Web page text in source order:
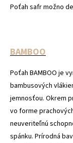
Poťah safr možno
BAMBOO
Poťah BAMBOO je
bambusových
jemnosťou. Okrem
vo forme
neuveriteľnú
spánku. Prírodná